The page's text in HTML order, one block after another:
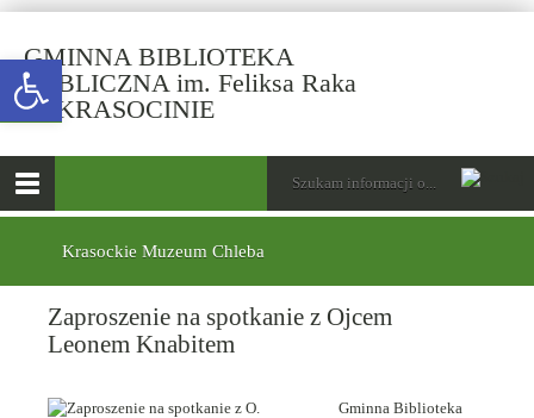
Open toolbar
GMINNA BIBLIOTEKA
PUBLICZNA im. Feliksa Raka
W KRASOCINIE-
na
spotkanie
z
Ojcem
Leonem
Knabitem
górne
Otwórz
menu
wpisz
szukaną
Krasockie Muzeum Chleba
Zaproszenie na spotkanie z Ojcem
Leonem Knabitem
Gminna Biblioteka